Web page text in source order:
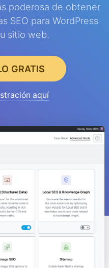
poderosa de obtener
SEO para WordPress
sitio web.
GRATIS
aquí